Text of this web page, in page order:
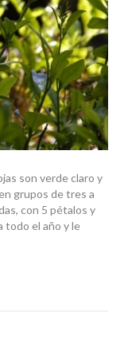
son verde claro y
grupos de tres a
con 5 pétalos y
todo el año y le